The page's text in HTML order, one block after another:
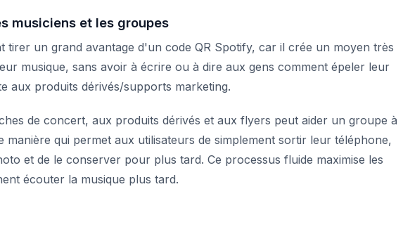
musiciens et les groupes
tirer un grand avantage d'un code QR Spotify, car il crée un moyen très
musique, sans avoir à écrire ou à dire aux gens comment épeler leur
aux produits dérivés/supports marketing.
de concert, aux produits dérivés et aux flyers peut aider un groupe à
manière qui permet aux utilisateurs de simplement sortir leur téléphone,
et de le conserver pour plus tard. Ce processus fluide maximise les
écouter la musique plus tard.